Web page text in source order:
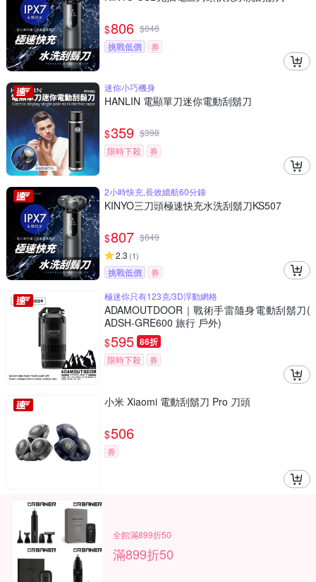
$806 $848
挑戰低價
券
迷你小巧機身
HANLIN 電顯單刀迷你電動刮鬍刀
$359 $398
限時下殺
券
2小時快充,長效續航60分鐘
KINYO三刀頭極速快充水洗刮鬍刀KS507
$807 $849
2.3 (1)
挑戰低價
券
極迷你只有123克/3D浮動網格
ADAMOUTDOOR｜戰術手雷隨身電動刮鬍刀(
ADSH-GRE600 旅行 戶外)
$595 86折
限時下殺 券
小米 Xiaomi 電動刮鬍刀 Pro 刀頭
$506
券
全館滿899折50
滿899折50